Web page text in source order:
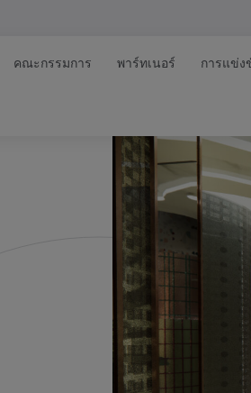
คณะกรรมการ พาร์ทเนอร์ การแข่